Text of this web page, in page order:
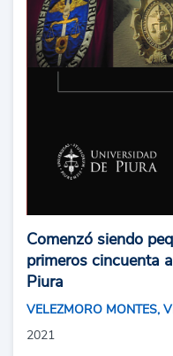
Comenzó siendo
primeros cincuenta
Piura
VELEZMORO MONTES,
2021